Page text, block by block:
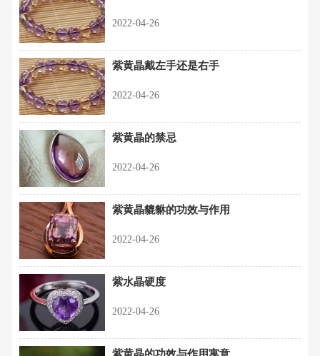
2022-04-26
紫黄晶戴左手还是右手
2022-04-26
紫黄晶的禁忌
2022-04-26
紫黄晶貔貅的功效与作用
2022-04-26
紫水晶硬度
2022-04-26